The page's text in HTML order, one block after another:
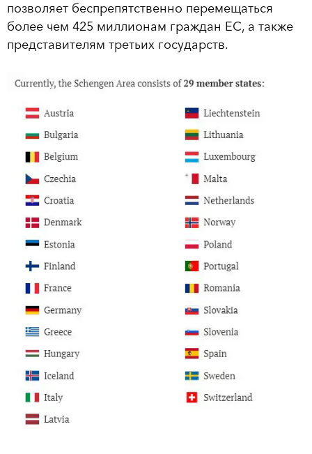
позволяет беспрепятственно перемещаться
более чем 425 миллионам граждан ЕС, а также
представителям третьих государств.